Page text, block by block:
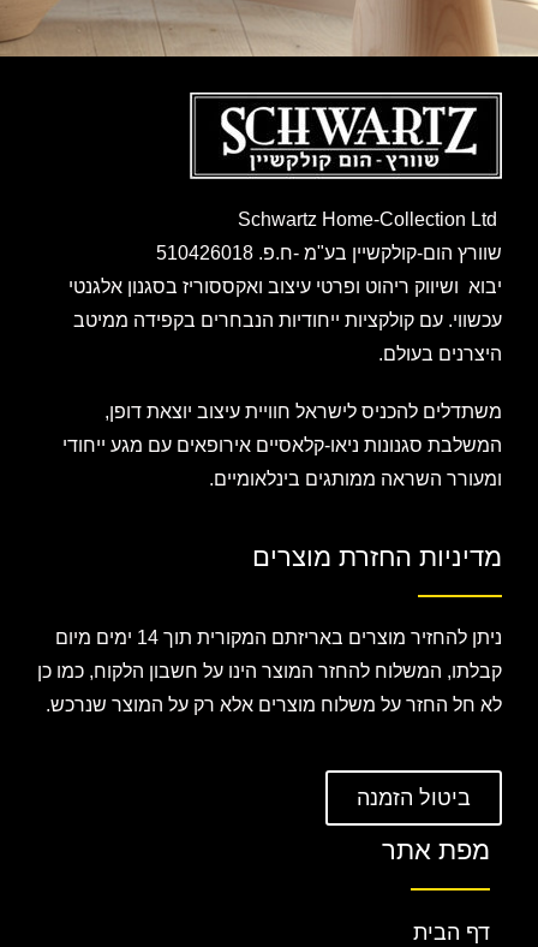
שוורץ הום-קולקשיין בע"מ -ח.פ. 510426018
יבוא ושיווק ריהוט ופרטי עיצוב ואקססוריז בסגנון אלגנטי
עכשווי. עם קולקציות ייחודיות הנבחרים בקפידה ממיטב
היצרנים בעולם.
משתדלים להכניס לישראל חוויית עיצוב יוצאת דופן,
המשלבת סגנונות ניאו-קלאסיים אירופאים עם מגע ייחודי
ומעורר השראה ממותגים בינלאומיים.
מדיניות החזרת מוצרים
ניתן להחזיר מוצרים באריזתם המקורית תוך 14 ימים מיום
קבלתו, המשלוח להחזר המוצר הינו על חשבון הלקוח, כמו כן
לא חל החזר על משלוח מוצרים אלא רק על המוצר שנרכש.
ביטול הזמנה
מפת אתר
דף הבית